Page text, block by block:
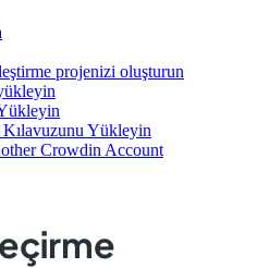
projenizi oluşturun
Yükleyin
Crowdin Account